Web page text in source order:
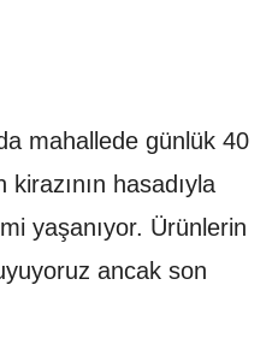
mahallede günlük 40
kirazının hasadıyla
yaşanıyor. Ürünlerin
ancak son